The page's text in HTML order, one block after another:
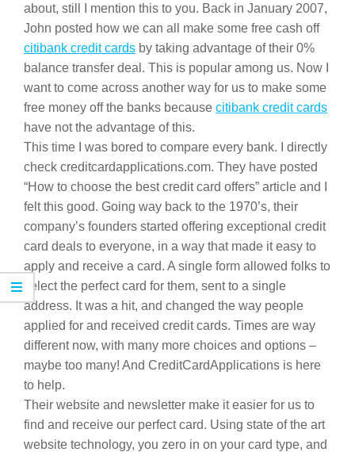
about, still I mention this to you. Back in January 2007,
John posted how we can all make some free cash off
citibank credit cards by taking advantage of their 0%
balance transfer deal. This is popular among us. Now I
want to come across another way for us to make some
free money off the banks because citibank credit cards
have not the advantage of this.
This time I was bored to compare every bank. I directly
check creditcardapplications.com. They have posted
“How to choose the best credit card offers” article and I
felt this good. Going way back to the 1970’s, their
company’s founders started offering exceptional credit
card deals to everyone, in a way that made it easy to
apply and receive a card. A single form allowed folks to
select the perfect card for them, sent to a single
address. It was a hit, and changed the way people
applied for and received credit cards. Times are way
different now, with many more choices and options –
maybe too many! And CreditCardApplications is here
to help.
Their website and newsletter make it easier for us to
find and receive our perfect card. Using state of the art
website technology, you zero in on your card type, and